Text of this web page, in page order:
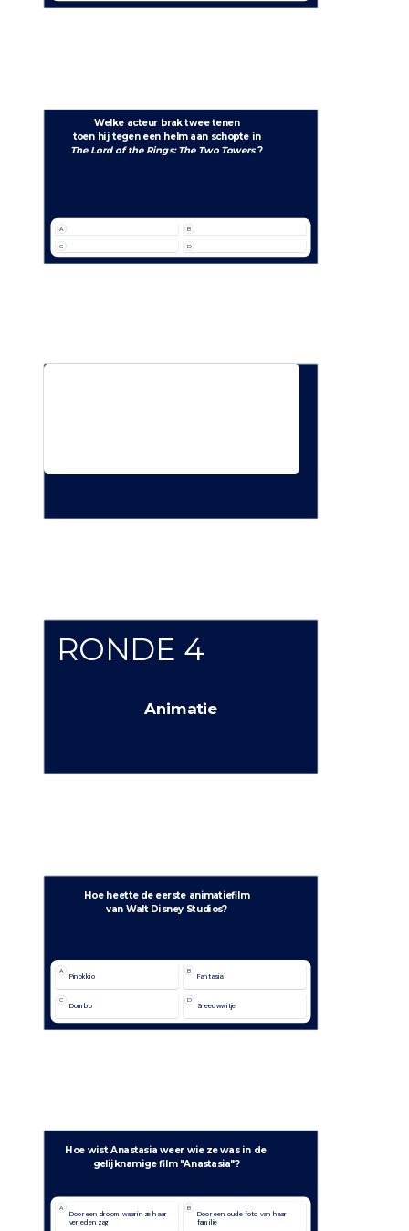
Welke acteur brak twee tenen
toen hij tegen een helm aan schopte in
The Lord of the Rings: The Two Towers ?
A B
C D
Animatie
RONDE 4
Hoe heette de eerste animatiefilm
van Walt Disney Studios?
A
Pinokkio
B
Fantasia
C
Dombo
D
Sneeuwwitje
Hoe wist Anastasia weer wie ze was in de
gelijknamige film "Anastasia"?
A
Door een droom waarin ze haar
verleden zag
B
Door een oude foto van haar
familie